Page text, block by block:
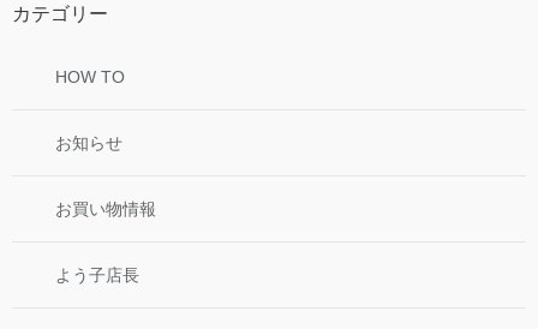
カテゴリー
HOW TO
お知らせ
お買い物情報
よう子店長